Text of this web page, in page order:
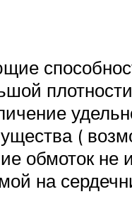
(
обмоток не
на